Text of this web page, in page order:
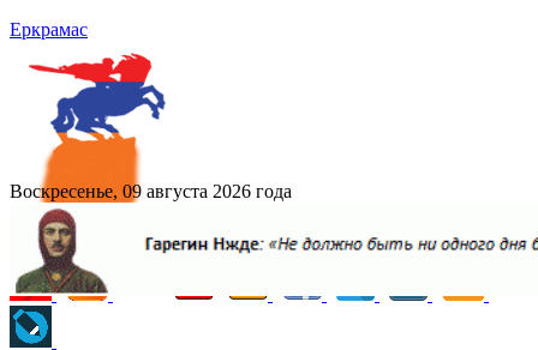
Еркрамас
Воскресенье, 09 августа 2026 года